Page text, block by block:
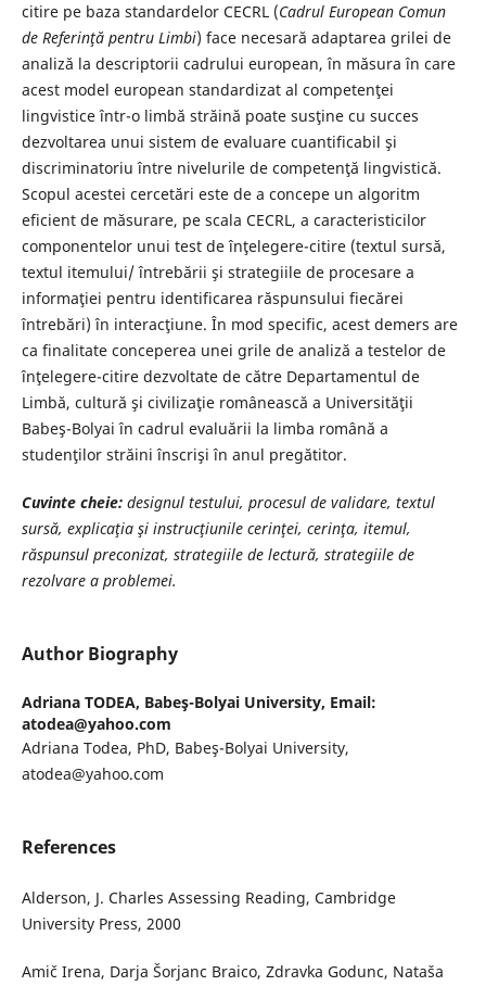
citire pe baza standardelor CECRL (Cadrul European Comun
de Referinţă pentru Limbi) face necesară adaptarea grilei de
analiză la descriptorii cadrului european, în măsura în care
acest model european standardizat al competenţei
lingvistice într-o limbă străină poate susţine cu succes
dezvoltarea unui sistem de evaluare cuantificabil şi
discriminatoriu între nivelurile de competenţă lingvistică.
Scopul acestei cercetări este de a concepe un algoritm
eficient de măsurare, pe scala CECRL, a caracteristicilor
componentelor unui test de înţelegere-citire (textul sursă,
textul itemului/ întrebării şi strategiile de procesare a
informaţiei pentru identificarea răspunsului fiecărei
întrebări) în interacţiune. În mod specific, acest demers are
ca finalitate conceperea unei grile de analiză a testelor de
înţelegere-citire dezvoltate de către Departamentul de
Limbă, cultură şi civilizaţie românească a Universităţii
Babeş-Bolyai în cadrul evaluării la limba română a
studenţilor străini înscrişi în anul pregătitor.
Cuvinte cheie:designul testului, procesul de validare, textul
sursă, explicaţia şi instrucţiunile cerinţei, cerinţa, itemul,
răspunsul preconizat, strategiile de lectură, strategiile de
rezolvare a problemei.
Author Biography
Adriana TODEA, Babeş-Bolyai University, Email:
atodea@yahoo.com
Adriana Todea, PhD, Babeş-Bolyai University,
atodea@yahoo.com
References
Alderson, J. Charles Assessing Reading, Cambridge
University Press, 2000
Amič Irena, Darja Šorjanc Braico, Zdravka Godunc, Nataša